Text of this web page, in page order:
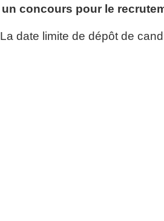
un concours pour le
La date limite de dépôt de